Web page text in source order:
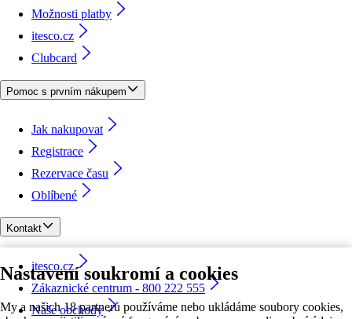
Nastavení soukromí a cookies
My a našich 18 partnerů používáme nebo ukládáme soubory cookies,
Možnosti platby
itesco.cz
Clubcard
Pomoc s prvním nákupem
Jak nakupovat
Registrace
Rezervace času
Oblíbené
Kontakt
itesco.cz
Zákaznické centrum - 800 222 555
Naše obchody